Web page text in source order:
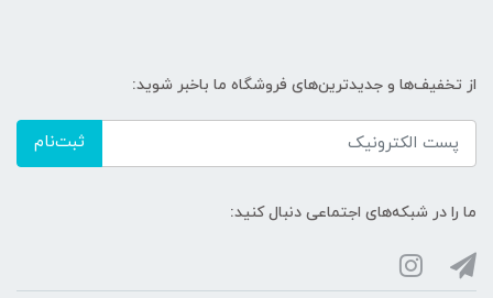
از تخفیف‌ها و جدیدترین‌های فروشگاه ما باخبر شوید:
ثبت‌نام
ما را در شبکه‌های اجتماعی دنبال کنید: